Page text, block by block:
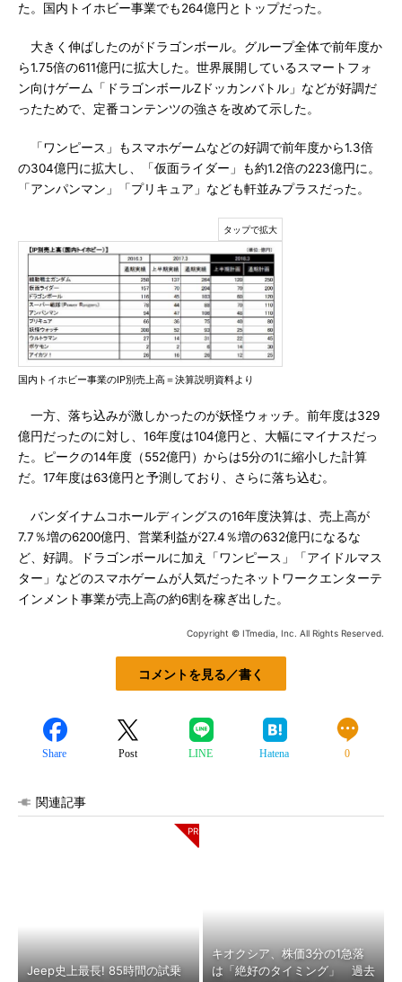
た。国内トイホビー事業でも264億円とトップだった。
大きく伸ばしたのがドラゴンボール。グループ全体で前年度か
ら1.75倍の611億円に拡大した。世界展開しているスマートフォ
ン向けゲーム「ドラゴンボールZドッカンバトル」などが好調だ
ったためで、定番コンテンツの強さを改めて示した。
「ワンピース」もスマホゲームなどの好調で前年度から1.3倍
の304億円に拡大し、「仮面ライダー」も約1.2倍の223億円に。
「アンパンマン」「プリキュア」なども軒並みプラスだった。
国内トイホビー事業のIP別売上高＝決算説明資料より
一方、落ち込みが激しかったのが妖怪ウォッチ。前年度は329
億円だったのに対し、16年度は104億円と、大幅にマイナスだっ
た。ピークの14年度（552億円）からは5分の1に縮小した計算
だ。17年度は63億円と予測しており、さらに落ち込む。
バンダイナムコホールディングスの16年度決算は、売上高が
7.7％増の6200億円、営業利益が27.4％増の632億円になるな
ど、好調。ドラゴンボールに加え「ワンピース」「アイドルマス
ター」などのスマホゲームが人気だったネットワークエンターテ
インメント事業が売上高の約6割を稼ぎ出した。
Copyright © ITmedia, Inc. All Rights Reserved.
コメントを見る／書く
Share Post LINE Hatena 0
関連記事
Jeep史上最長! 85時間の試乗
キオクシア、株価3分の1急落
は「絶好のタイミング」 過去